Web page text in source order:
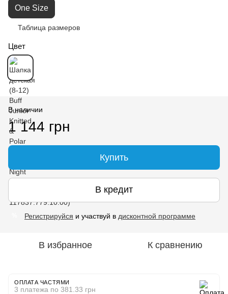
One Size
Таблица размеров
Цвет
В наличии
1 144 грн
Купить
В кредит
Регистрируйся и участвуй в дисконтной программе
В избранное К сравнению
ОПЛАТА ЧАСТЯМИ
3 платежа по 381.33 грн